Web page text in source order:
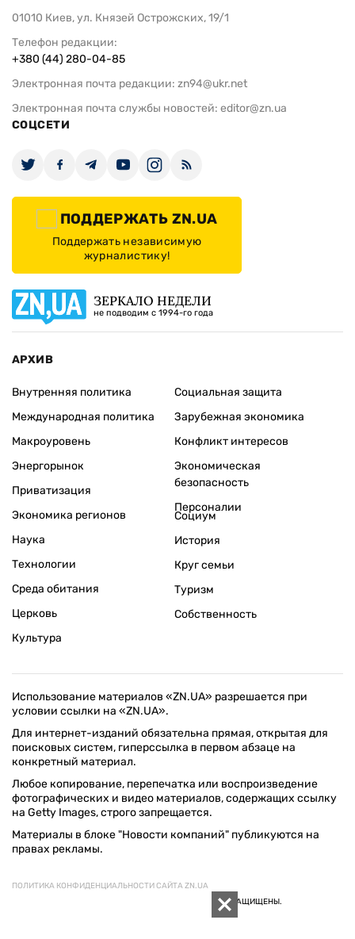
01010 Киев, ул. Князей Острожских, 19/1
Телефон редакции:
+380 (44) 280-04-85
Электронная почта редакции: zn94@ukr.net
Электронная почта службы новостей: editor@zn.ua
СОЦСЕТИ
ПОДДЕРЖАТЬ ZN.UA
Поддержать независимую
журналистику!
ЗЕРКАЛО НЕДЕЛИ
не подводим с 1994-го года
АРХИВ
Внутренняя политика
Международная политика
Макроуровень
Энергорынок
Приватизация
Экономика регионов
Социальная защита
Зарубежная экономика
Конфликт интересов
Экономическая
безопасность
Персоналии
Наука
Технологии
Среда обитания
Церковь
Культура
Социум
История
Круг семьи
Туризм
Собственность
Использование материалов «ZN.UA» разрешается при
условии ссылки на «ZN.UA».
Для интернет-изданий обязательна прямая, открытая для
поисковых систем, гиперссылка в первом абзаце на
конкретный материал.
Любое копирование, перепечатка или воспроизведение
фотографических и видео материалов, содержащих ссылку
на Getty Images, строго запрещается.
Материалы в блоке "Новости компаний" публикуются на
правах рекламы.
ПОЛИТИКА КОНФИДЕНЦИАЛЬНОСТИ САЙТА ZN.UA
© 1994–2026 «ЗЕРКАЛО НЕДЕЛИ. УКРАИНА». ВСЕ ПРАВА ЗАЩИЩЕНЫ.